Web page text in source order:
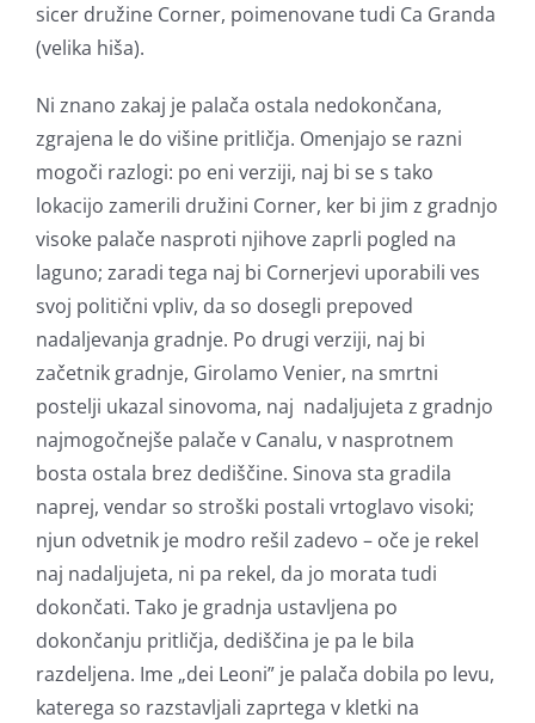
sicer družine Corner, poimenovane tudi Ca Granda
(velika hiša).
Ni znano zakaj je palača ostala nedokončana,
zgrajena le do višine pritličja. Omenjajo se razni
mogoči razlogi: po eni verziji, naj bi se s tako
lokacijo zamerili družini Corner, ker bi jim z gradnjo
visoke palače nasproti njihove zaprli pogled na
laguno; zaradi tega naj bi Cornerjevi uporabili ves
svoj politični vpliv, da so dosegli prepoved
nadaljevanja gradnje. Po drugi verziji, naj bi
začetnik gradnje, Girolamo Venier, na smrtni
postelji ukazal sinovoma, naj nadaljujeta z gradnjo
najmogočnejše palače v Canalu, v nasprotnem
bosta ostala brez dediščine. Sinova sta gradila
naprej, vendar so stroški postali vrtoglavo visoki;
njun odvetnik je modro rešil zadevo – oče je rekel
naj nadaljujeta, ni pa rekel, da jo morata tudi
dokončati. Tako je gradnja ustavljena po
dokončanju pritličja, dediščina je pa le bila
razdeljena. Ime „dei Leoni” je palača dobila po levu,
katerega so razstavljali zaprtega v kletki na